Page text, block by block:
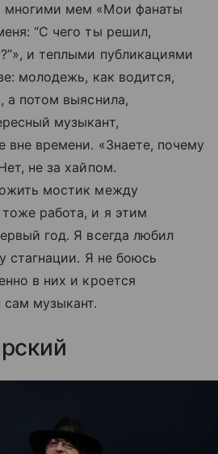
мем «Мои фанаты
“С чего ты решил,
и теплыми публикациями
молодежь, как водится,
а потом выяснила,
музыкант,
вне времени. «Знаете, почему
не за хайпом.
мостик между
работа, и я этим
год. Я всегда любил
стагнации. Я не боюсь
в них и кроется
музыкант.